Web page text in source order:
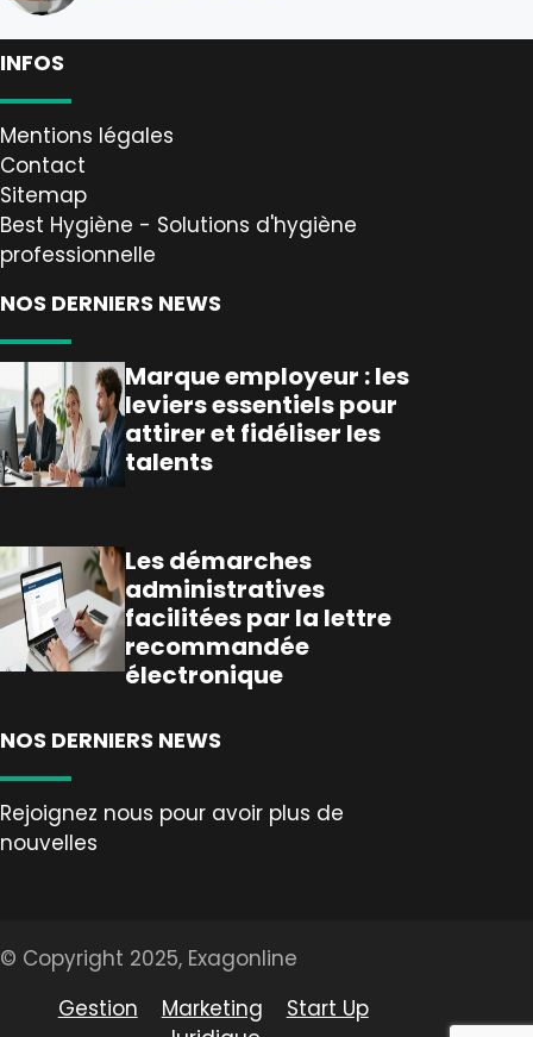
INFOS
Mentions légales
Contact
Sitemap
Best Hygiène - Solutions d'hygiène
professionnelle
NOS DERNIERS NEWS
Marque employeur : les
leviers essentiels pour
attirer et fidéliser les
talents
Les démarches
administratives
facilitées par la lettre
recommandée
électronique
NOS DERNIERS NEWS
Rejoignez nous pour avoir plus de
nouvelles
© Copyright 2025, Exagonline
Gestion
Marketing
Start Up